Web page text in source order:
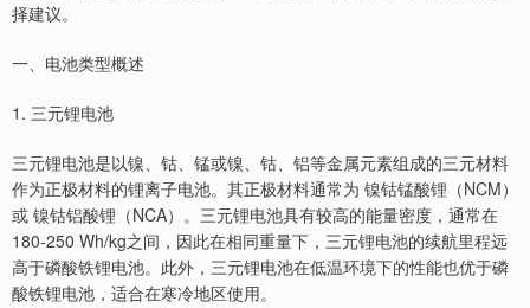
择建议。
一、电池类型概述
1. 三元锂电池
三元锂电池是以镍、钴、锰或镍、钴、铝等金属元素组成的三元材料
作为正极材料的锂离子电池。其正极材料通常为 镍钴锰酸锂（NCM）
或 镍钴铝酸锂（NCA）。三元锂电池具有较高的能量密度，通常在
180-250 Wh/kg之间，因此在相同重量下，三元锂电池的续航里程远
高于磷酸铁锂电池。此外，三元锂电池在低温环境下的性能也优于磷
酸铁锂电池，适合在寒冷地区使用。